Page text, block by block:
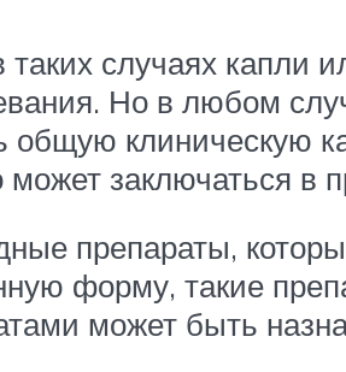
случаях капли
Но в любом
общую клиническую
заключаться в
препараты,
форму, такие
может быть